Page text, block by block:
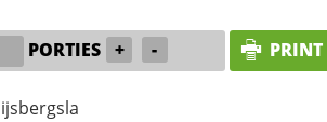
PORTIES + - PRINT
ijsbergsla